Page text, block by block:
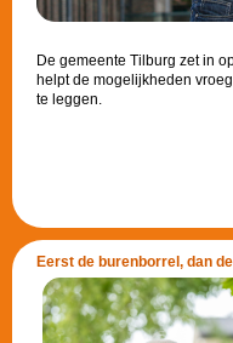
De gemeente Tilburg zet in
helpt de mogelijkheden
te leggen.
Eerst de burenborrel, dan